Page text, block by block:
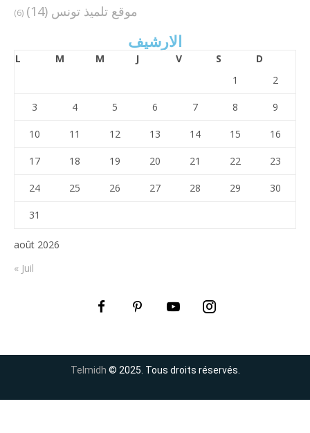
(6) موقع تلميذ تونس (14)
الارشيف
août 2026
L M M J V S
D
1
2
3 4 5 6 7 8 9
10 11 12 13 14 15 16
17 18 19 20 21 22 23
24 25 26 27 28 29 30
31
« Juil
Telmidh © 2025. Tous droits réservés.